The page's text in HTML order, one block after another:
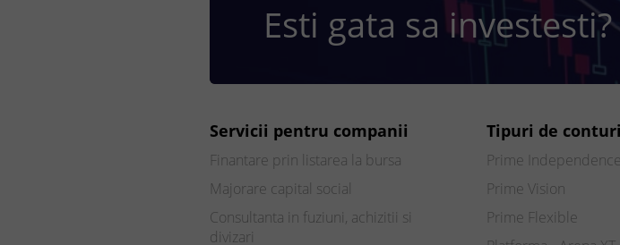
Esti gata sa investesti?
Servicii pentru companii
Finantare prin listarea la bursa
Majorare capital social
Consultanta in fuziuni, achizitii si
divizari
Tipuri de
Prime Independence
Prime Vision
Prime Flexible